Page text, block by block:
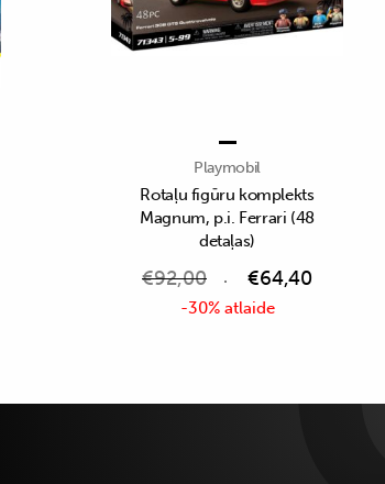
Playmobil
Rotaļu figūru komplekts
Magnum, p.i. Ferrari (48
detaļas)
€92,00 €64,40
-30% atlaide